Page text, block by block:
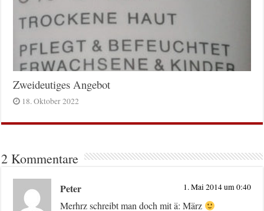
Zweideutiges Angebot
18. Oktober 2022
2 Kommentare
Peter 1. Mai 2014 um 0:40
Merhrz schreibt man doch mit ä: März